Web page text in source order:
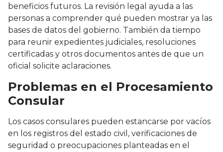
beneficios futuros. La revisión legal ayuda a las
personas a comprender qué pueden mostrar ya las
bases de datos del gobierno. También da tiempo
para reunir expedientes judiciales, resoluciones
certificadas y otros documentos antes de que un
oficial solicite aclaraciones.
Problemas en el Procesamiento
Consular
Los casos consulares pueden estancarse por vacíos
en los registros del estado civil, verificaciones de
seguridad o preocupaciones planteadas en el